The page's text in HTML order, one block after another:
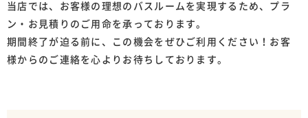
当店では、お客様の理想のバスルームを実現するため、プラ
ン・お見積りのご用命を承っております。
期間終了が迫る前に、この機会をぜひご利用ください！お客
様からのご連絡を心よりお待ちしております。